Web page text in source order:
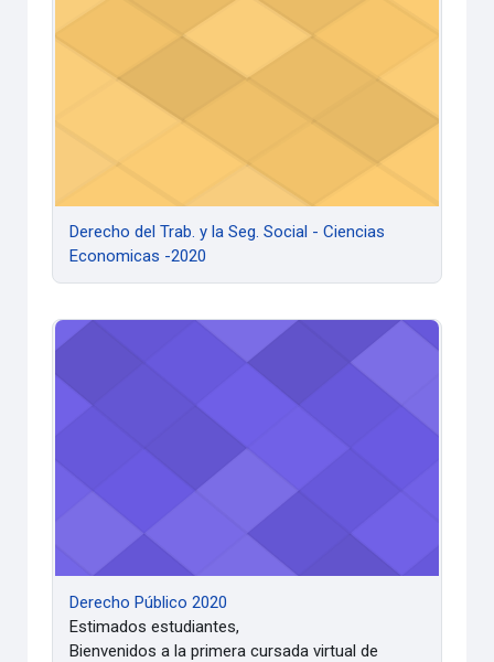
Derecho del Trab. y la Seg. Social - Ciencias
Economicas -2020
Derecho Público 2020
Derecho Público 2020
Estimados estudiantes,
Bienvenidos a la primera cursada virtual de